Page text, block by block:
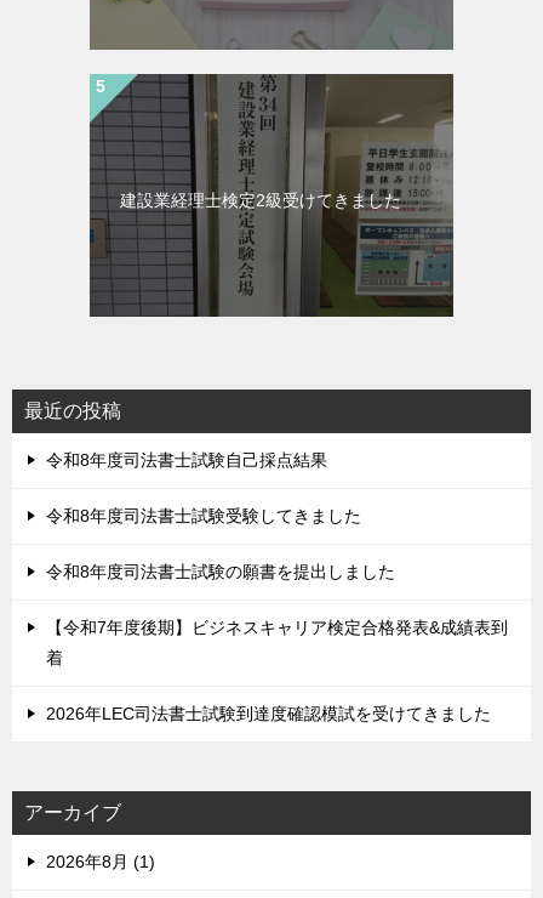
建設業経理士検定2級受けてきました
最近の投稿
令和8年度司法書士試験自己採点結果
令和8年度司法書士試験受験してきました
令和8年度司法書士試験の願書を提出しました
【令和7年度後期】ビジネスキャリア検定合格発表&成績表到
着
2026年LEC司法書士試験到達度確認模試を受けてきました
アーカイブ
2026年8月 (1)